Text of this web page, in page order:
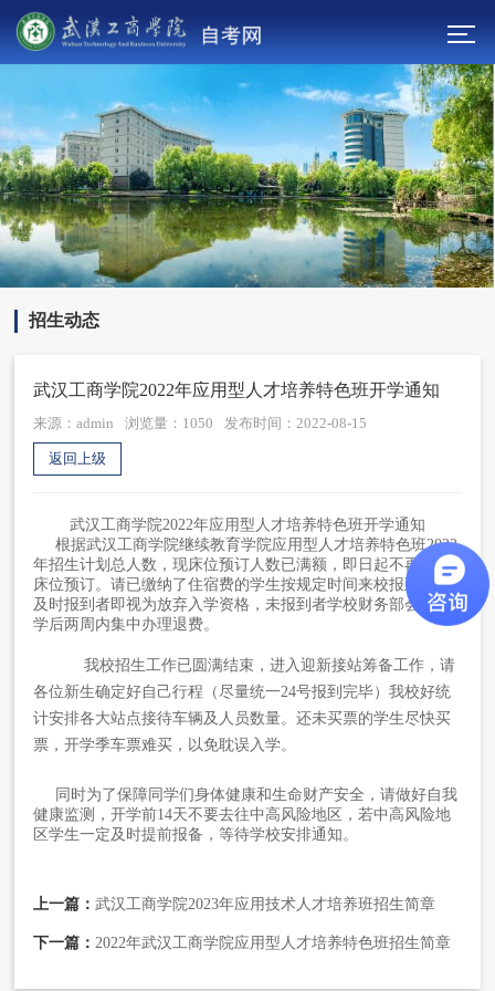
招生动态
武汉工商学院2022年应用型人才培养特色班开学通知
来源：admin 浏览量： 1050 发布时间：2022-08-15
返回上级
武汉工商学院2022年应用型人才培养特色班开学通知
根据武汉工商学院继续教育学院应用型人才培养特色班2022
年招生计划总人数，现床位预订人数已满额，即日起不再接收
床位预订。请已缴纳了住宿费的学生按规定时间来校报到，未
及时报到者即视为放弃入学资格，未报到者学校财务部会在开
学后两周内集中办理退费。
我校招生工作已圆满结束，进入迎新接站筹备工作，请
各位新生确定好自己行程（尽量统一24号报到完毕）我校好统
计安排各大站点接待车辆及人员数量。还未买票的学生尽快买
票，开学季车票难买，以免耽误入学。
同时为了保障同学们身体健康和生命财产安全，请做好自我
健康监测，开学前14天不要去往中高风险地区，若中高风险地
区学生一定及时提前报备，等待学校安排通知。
上一篇：武汉工商学院2023年应用技术人才培养班招生简章
下一篇：2022年武汉工商学院应用型人才培养特色班招生简章